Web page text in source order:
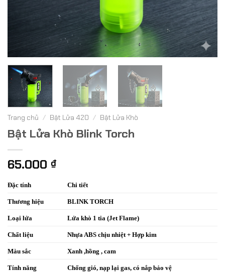
Trang chủ / Bật Lửa 420 / Bật Lửa Khò
Bật Lửa Khò Blink Torch
65.000 ₫
Đặc tính Chi tiết
Thương hiệu BLINK TORCH
Loại lửa Lửa khò 1 tia (Jet Flame)
Chất liệu Nhựa ABS chịu nhiệt + Hợp kim
Màu sắc Xanh ,hồng , cam
Tính năng Chống gió, nạp lại gas, có nắp bảo vệ